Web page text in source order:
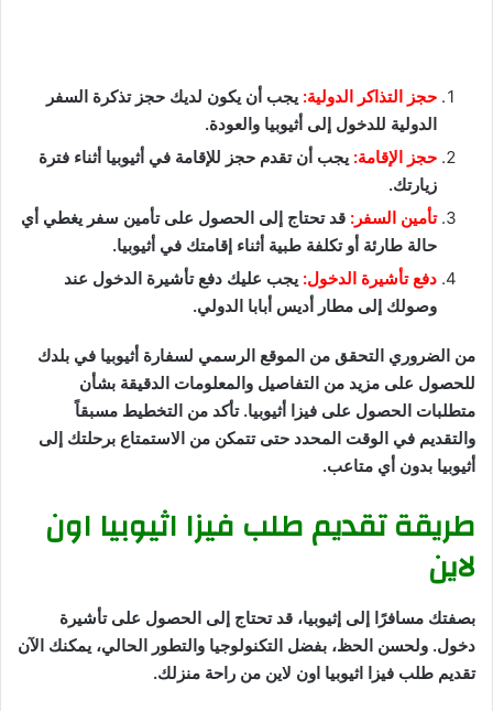
حجز التذاكر الدولية: يجب أن يكون لديك حجز تذكرة السفر
الدولية للدخول إلى أثيوبيا والعودة.
حجز الإقامة: يجب أن تقدم حجز للإقامة في أثيوبيا أثناء فترة
زيارتك.
تأمين السفر: قد تحتاج إلى الحصول على تأمين سفر يغطي أي
حالة طارئة أو تكلفة طبية أثناء إقامتك في أثيوبيا.
دفع تأشيرة الدخول: يجب عليك دفع تأشيرة الدخول عند
وصولك إلى مطار أديس أبابا الدولي.
من الضروري التحقق من الموقع الرسمي لسفارة أثيوبيا في بلدك
للحصول على مزيد من التفاصيل والمعلومات الدقيقة بشأن
متطلبات الحصول على فيزا أثيوبيا. تأكد من التخطيط مسبقاً
والتقديم في الوقت المحدد حتى تتمكن من الاستمتاع برحلتك إلى
أثيوبيا بدون أي متاعب.
طريقة تقديم طلب فيزا اثيوبيا اون
لاين
بصفتك مسافرًا إلى إثيوبيا، قد تحتاج إلى الحصول على تأشيرة
دخول. ولحسن الحظ، بفضل التكنولوجيا والتطور الحالي، يمكنك الآن
تقديم طلب فيزا اثيوبيا اون لاين من راحة منزلك.